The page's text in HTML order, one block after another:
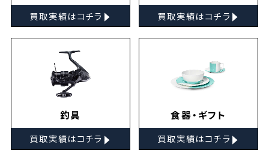
買取実績はコチラ ▸ 買取実績はコチラ ▸
釣具
買取実績はコチラ ▸
食器・ギフト
買取実績はコチラ ▸